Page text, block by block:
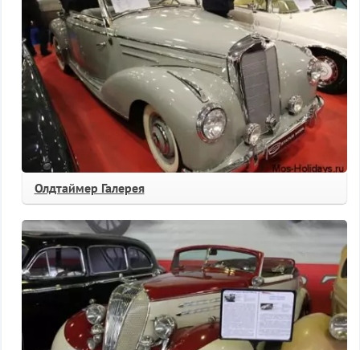
Олдтаймер Галерея